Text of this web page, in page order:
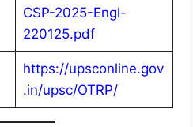
CSP-2025-Engl-
220125.pdf
https://upsconline.gov
.in/upsc/OTRP/